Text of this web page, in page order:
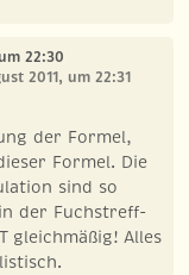
22:30
2011, um 22:31
der Formel,
Formel. Die
sind so
der Fuchstreff-
gleichmäßig! Alles